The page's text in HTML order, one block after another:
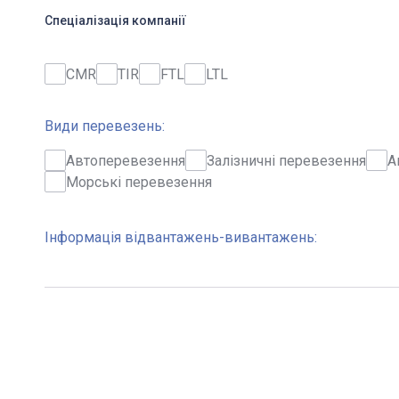
Спеціалізація компанії
CMR TIR FTL LTL
Види перевезень:
Автоперевезення Залізничні перевезення
Морські перевезення
Інформація відвантажень-вивантажень: